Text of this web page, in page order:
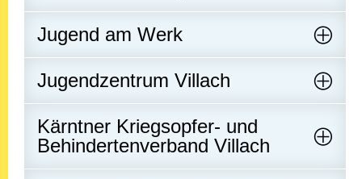
Jugend am Werk
Jugendzentrum Villach
Kärntner Kriegsopfer- und
Behindertenverband Villach